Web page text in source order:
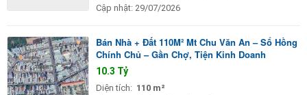
Cập nhật: 29/07/2026
Bán Nhà + Đất 110M² Mt Chu Văn An – Sổ Hồng
Chính Chủ – Gần Chợ, Tiện Kinh Doanh
10.3 Tỷ
Diện tích: 110 m²